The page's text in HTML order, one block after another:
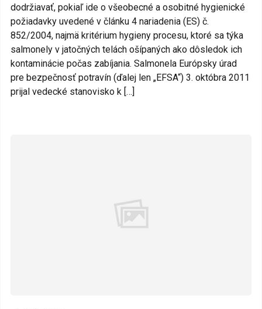
dodržiavať, pokiaľ ide o všeobecné a osobitné hygienické
požiadavky uvedené v článku 4 nariadenia (ES) č.
852/2004, najmä kritérium hygieny procesu, ktoré sa týka
salmonely v jatočných telách ošípaných ako dôsledok ich
kontaminácie počas zabíjania. Salmonela Európsky úrad
pre bezpečnosť potravín (ďalej len „EFSA“) 3. októbra 2011
prijal vedecké stanovisko k […]